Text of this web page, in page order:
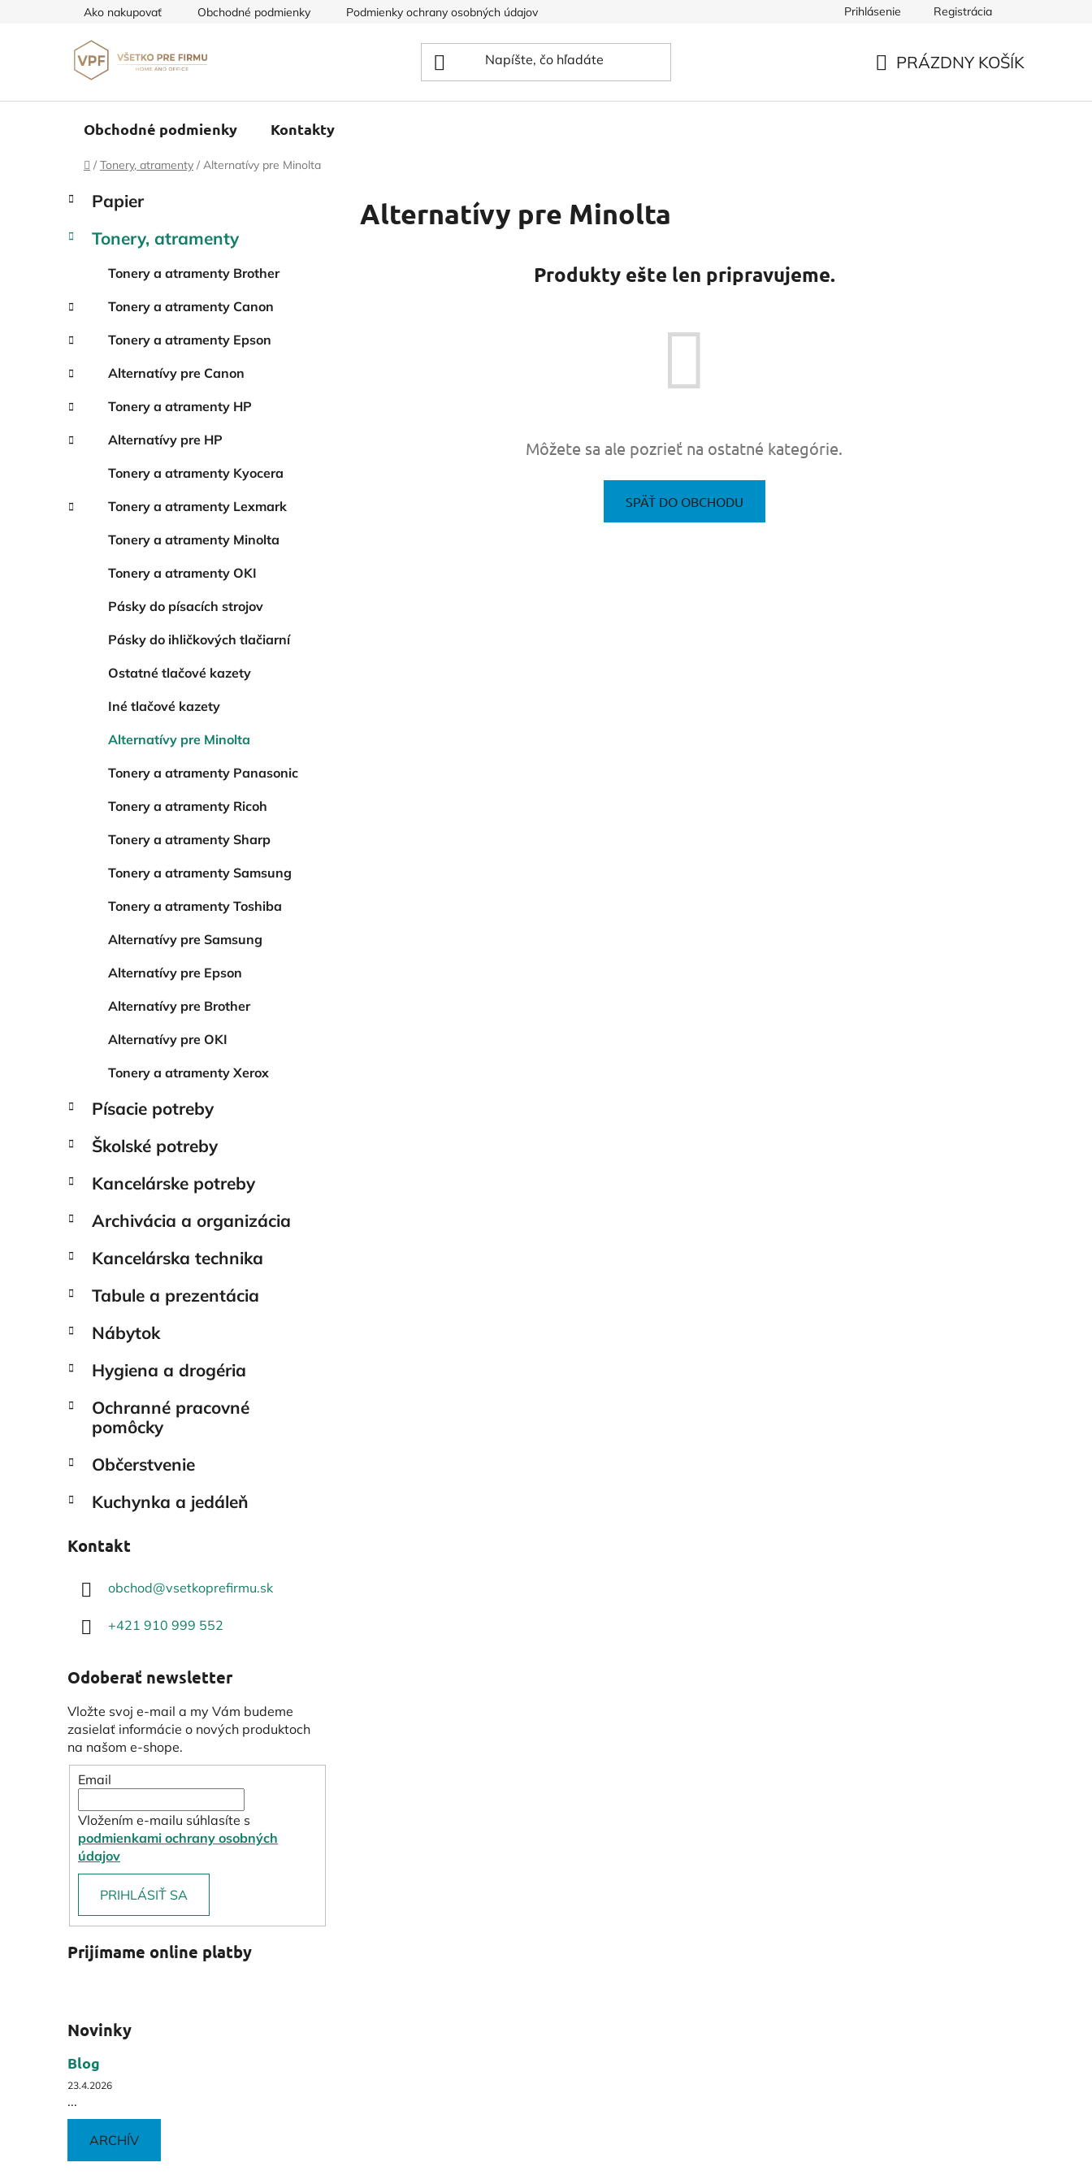
Ako nakupovať Obchodné podmienky Podmienky ochrany osobných údajov Prihlásenie Registrácia
PRÁZDNY KOŠÍK
Obchodné podmienky Kontakty
Domov
/ Tonery, atramenty / Alternatívy pre Minolta
B
č
p
a
n
l
kategórie
K
a
e
i
e
Papier
Tonery, atramenty
Tonery a atramenty Brother
Tonery a atramenty Canon
Tonery a atramenty Epson
Alternatívy pre Canon
Tonery a atramenty HP
Alternatívy pre HP
Tonery a atramenty Kyocera
Tonery a atramenty Lexmark
Tonery a atramenty Minolta
Tonery a atramenty OKI
Pásky do písacích strojov
Pásky do ihličkových tlačiarní
Ostatné tlačové kazety
Iné tlačové kazety
Alternatívy pre Minolta
Tonery a atramenty Panasonic
Tonery a atramenty Ricoh
Tonery a atramenty Sharp
Tonery a atramenty Samsung
Tonery a atramenty Toshiba
Alternatívy pre Samsung
Alternatívy pre Epson
Alternatívy pre Brother
Alternatívy pre OKI
Tonery a atramenty Xerox
Písacie potreby
Školské potreby
Kancelárske potreby
Archivácia a organizácia
Kancelárska technika
Tabule a prezentácia
Nábytok
Hygiena a drogéria
Ochranné pracovné
pomôcky
Občerstvenie
Kuchynka a jedáleň
Kontakt
obchod@vsetkoprefirmu.sk
+421 910 999 552
Odoberať newsletter
Vložte svoj e-mail a my Vám budeme
zasielať informácie o nových produktoch
na našom e-shope.
Email
Vložením e-mailu súhlasíte s
podmienkami ochrany osobných
údajov
PRIHLÁSIŤ SA
Prijímame online platby
Novinky
Blog
23.4.2026
...
ARCHÍV
Alternatívy pre Minolta
Produkty ešte len pripravujeme.
Môžete sa ale pozrieť na ostatné kategórie.
SPÄŤ DO OBCHODU